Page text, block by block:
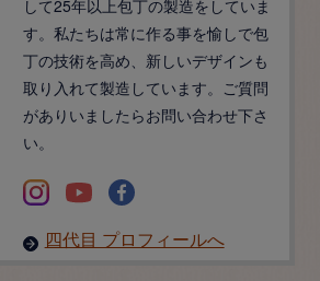
して25年以上包丁の製造をしていま
す。私たちは常に作る事を愉しで包
丁の技術を高め、新しいデザインも
取り入れて製造しています。ご質問
がありいましたらお問い合わせ下さ
い。
四代目 プロフィールへ